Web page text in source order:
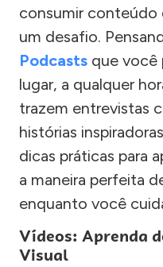
consumir conteúdo
um desafio.
Podcasts que você
lugar, a qualquer
trazem entrevistas
histórias
dicas práticas para
a maneira perfeita
enquanto você
Vídeos: Aprenda
Visual